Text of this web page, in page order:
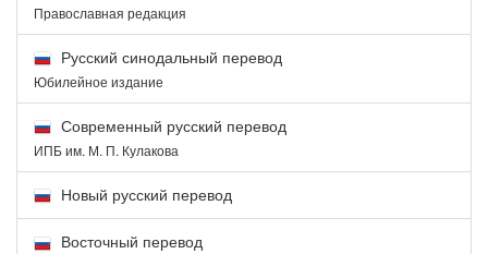
Православная редакция
Русский синодальный перевод
Юбилейное издание
Современный русский перевод
ИПБ им. М. П. Кулакова
Новый русский перевод
Восточный перевод